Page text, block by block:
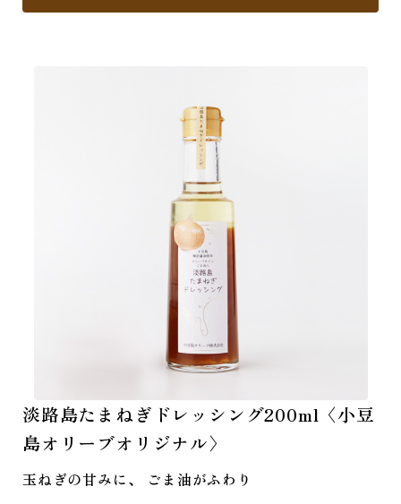
淡路島たまねぎドレッシング200ml〈小豆
島オリーブオリジナル〉
玉ねぎの甘みに、 ごま油がふわり